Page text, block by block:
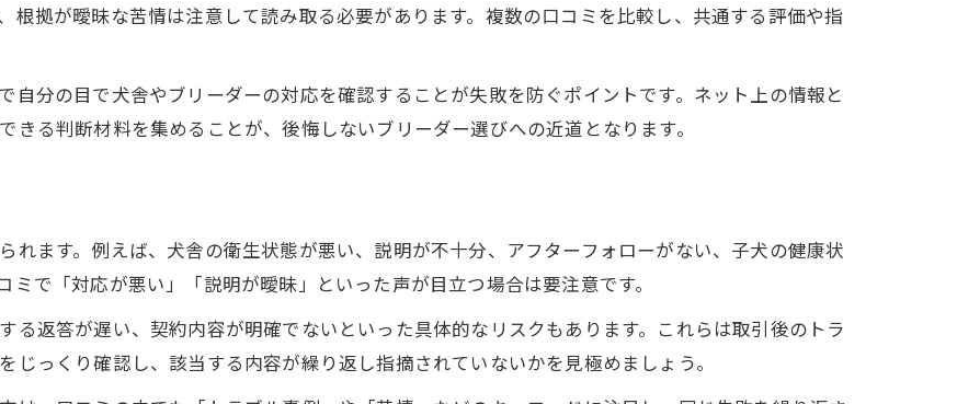
根拠が曖昧な苦情は注意して読み取る必要があります。複数の口コミを比較し、共通する評価や指
自分の目で犬舎やブリーダーの対応を確認することが失敗を防ぐポイントです。ネット上の情報と
る判断材料を集めることが、後悔しないブリーダー選びへの近道となります。
れます。例えば、犬舎の衛生状態が悪い、説明が不十分、アフターフォローがない、子犬の健康状
で「対応が悪い」「説明が曖昧」といった声が目立つ場合は要注意です。
る返答が遅い、契約内容が明確でないといった具体的なリスクもあります。これらは取引後のトラ
っくり確認し、該当する内容が繰り返し指摘されていないかを見極めましょう。